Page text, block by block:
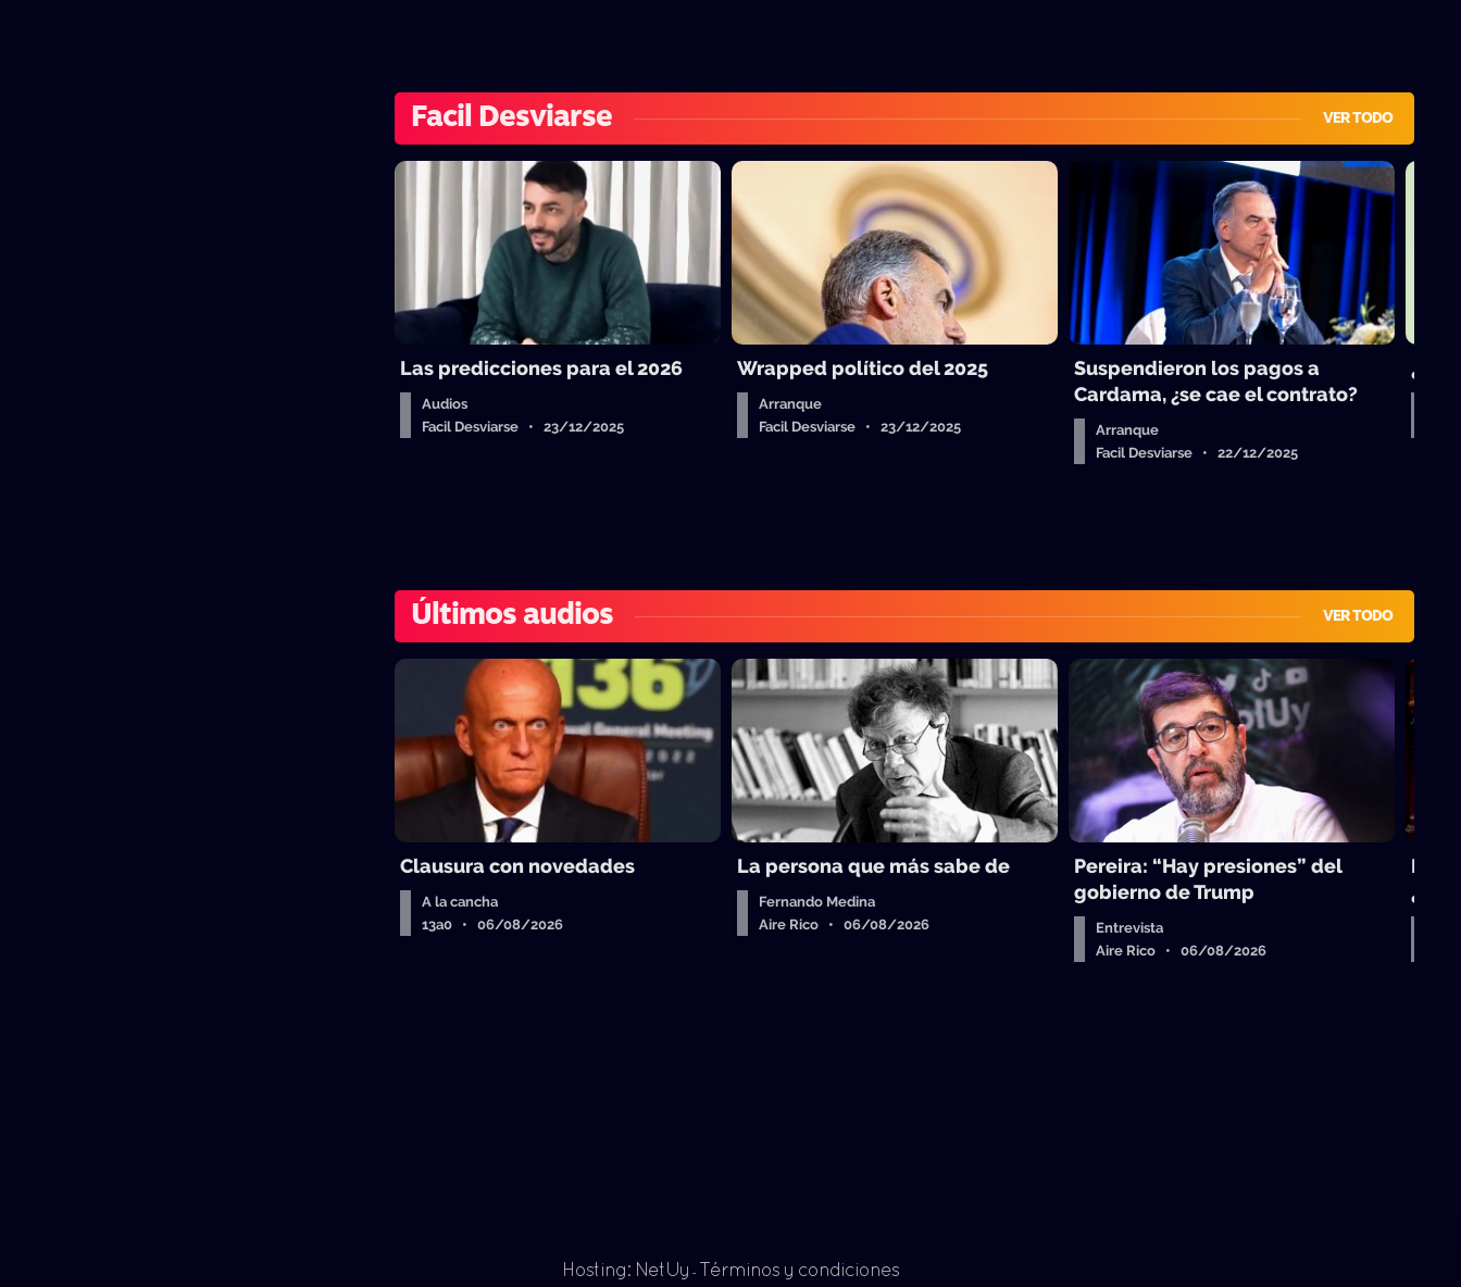
Facil Desviarse VER TODO
Las predicciones para el 2026
Audios
Facil Desviarse • 23/12/2025
Wrapped político del 2025
Arranque
Facil Desviarse • 23/12/2025
Suspendieron los pagos a
Cardama, ¿se cae el contrato?
Arranque
Facil Desviarse • 22/12/2025
Últimos audios VER TODO
Clausura con novedades
A la cancha
13a0 • 06/08/2026
La persona que más sabe de
Fernando Medina
Aire Rico • 06/08/2026
Pereira: “Hay presiones” del
gobierno de Trump
Entrevista
Aire Rico • 06/08/2026
La
Hosting: NetUy - Términos y condiciones